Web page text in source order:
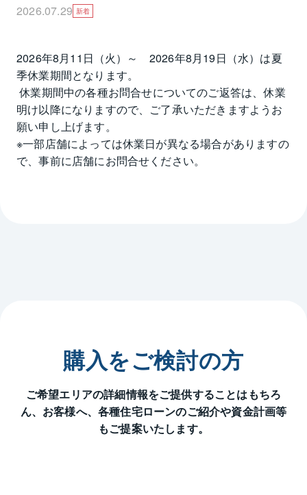
2026.07.29 新着
2026年8月11日（火）～　2026年8月19日（水）は夏
季休業期間となります。
休業期間中の各種お問合せについてのご返答は、休業
明け以降になりますので、ご了承いただきますようお
願い申し上げます。
※一部店舗によっては休業日が異なる場合がありますの
で、事前に店舗にお問合せください。
購入をご検討の方
ご希望エリアの詳細情報をご提供することはもちろ
ん、 お客様へ、各種住宅ローンのご紹介や資金計画等
もご提案いたします。